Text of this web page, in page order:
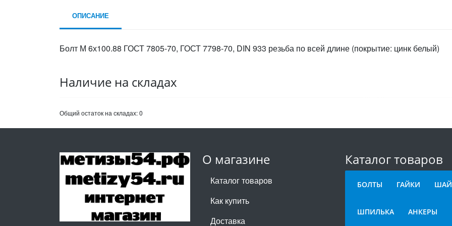
ОПИСАНИЕ
Болт М 6х100.88 ГОСТ 7805-70, ГОСТ 7798-70, DIN 933 резьба по всей длине (покрытие: цинк белый)
Наличие на складах
Общий остаток на складах:0
О магазине
Каталог товаров
Как купить
Доставка
Каталог товаров
БОЛТЫ ГАЙКИ
ШПИЛЬКА АНКЕРЫ